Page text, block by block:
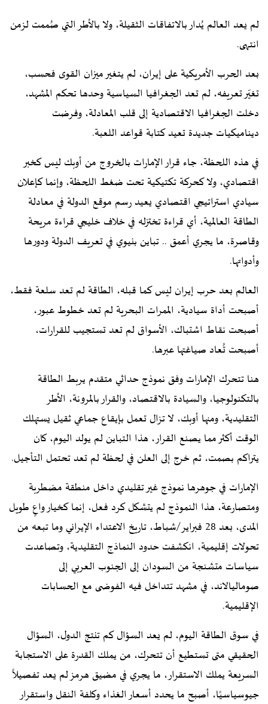
لم يعد العالم يُدار بالاتفاقات الثقيلة، ولا بالأطر التي صُممت لزمن
انتهى.
بعد الحرب الأمريكية على إيران، لم يتغير ميزان القوى فحسب،
تغيّر تعريفه، لم تعد الجغرافيا السياسية وحدها تحكم المشهد،
دخلت الجغرافيا الاقتصادية إلى قلب المعادلة، وفرضت
ديناميكيات جديدة تعيد كتابة قواعد اللعبة.
في هذه اللحظة، جاء قرار الإمارات بالخروج من أوبك ليس كخبر
اقتصادي، ولا كحركة تكتيكية تحت ضغط اللحظة، وإنما كإعلان
سيادي استراتيجي اقتصادي يعيد رسم موقع الدولة في معادلة
الطاقة العالمية، أي قراءة تختزله في خلاف خليجي قراءة مريحة
وقاصرة، ما يجري أعمق .. تباين بنيوي في تعريف الدولة ودورها
وأدواتها.
العالم بعد حرب إيران ليس كما قبله، الطاقة لم تعد سلعة فقط،
أصبحت أداة سيادية، الممرات البحرية لم تعد خطوط عبور،
أصبحت نقاط اشتباك، الأسواق لم تعد تستجيب للقرارات،
أصبحت تُعاد صياغتها عبرها.
هنا تتحرك الإمارات وفق نموذج حداثي متقدم يربط الطاقة
بالتكنولوجيا، والسيادة بالاقتصاد، والقرار بالمرونة، الأطر
التقليدية، ومنها أوبك، لا تزال تعمل بإيقاع جماعي ثقيل يستهلك
الوقت أكثر مما يصنع القرار، هذا التباين لم يولد اليوم، كان
يتراكم بصمت، ثم خرج إلى العلن في لحظة لم تعد تحتمل التأجيل.
الإمارات في جوهرها نموذج غير تقليدي داخل منطقة مضطربة
ومتصارعة، هذا النموذج لم يتشكل كرد فعل، إنما كخيار واعٍ طويل
المدى، بعد 28 فبراير/شباط، تاريخ الاعتداء الإيراني وما تبعه من
تحولات إقليمية، انكشفت حدود النماذج التقليدية، وتصاعدت
سياسات متشنجة من السودان إلى الجنوب العربي إلى
صوماليالاند، في مشهد تتداخل فيه الفوضى مع الحسابات
الإقليمية.
في سوق الطاقة اليوم، لم يعد السؤال كم تنتج الدول، السؤال
الحقيقي متى تستطيع أن تتحرك، من يملك القدرة على الاستجابة
السريعة يملك الاستقرار، ما يجري في مضيق هرمز لم يعد تفصيلاً
جيوسياسيًا، أصبح ما يحدد أسعار الغذاء وكلفة النقل واستقرار